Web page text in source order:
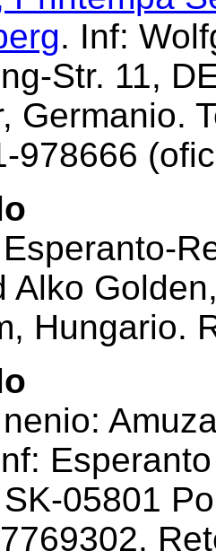
. Inf:
Str. 11,
Germanio.
978666
Alko
Hungario.
05801